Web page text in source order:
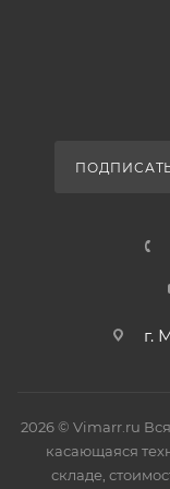
г.
2026 © Vimarr.ru
касающаяся
складе,